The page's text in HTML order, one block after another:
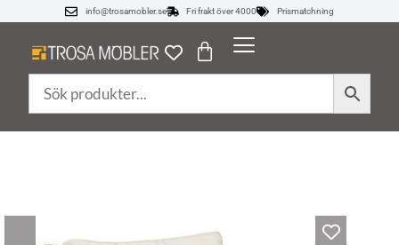
info@trosamobler.se Fri frakt över 4000 Prismatchning